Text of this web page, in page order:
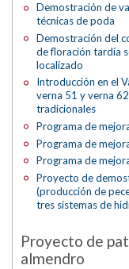
Demostración de
técnicas de poda
Demostración del
de floración tardía
localizado
Introducción en el
verna 51 y verna
tradicionales
Programa de
Programa de
Programa de
Proyecto de
(producción de
tres sistemas de
Proyecto de
almendro